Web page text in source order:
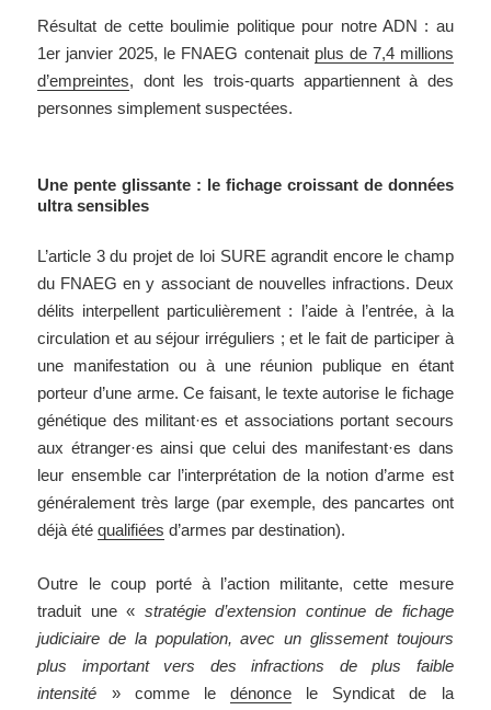
Résultat de cette boulimie politique pour notre ADN : au
1er janvier 2025, le FNAEG contenait plus de 7,4 millions
d’empreintes, dont les trois-quarts appartiennent à des
personnes simplement suspectées.
Une pente glissante : le fichage croissant de données
ultra sensibles
L’article 3 du projet de loi SURE agrandit encore le champ
du FNAEG en y associant de nouvelles infractions. Deux
délits interpellent particulièrement : l’aide à l’entrée, à la
circulation et au séjour irréguliers ; et le fait de participer à
une manifestation ou à une réunion publique en étant
porteur d’une arme. Ce faisant, le texte autorise le fichage
génétique des militant·es et associations portant secours
aux étranger·es ainsi que celui des manifestant·es dans
leur ensemble car l’interprétation de la notion d’arme est
généralement très large (par exemple, des pancartes ont
déjà étéqualifiées d’armes par destination).
Outre le coup porté à l’action militante, cette mesure
traduit une « stratégie d’extension continue de fichage
judiciaire de la population, avec un glissement toujours
plus important vers des infractions de plus faible
intensité » comme le dénonce le Syndicat de la